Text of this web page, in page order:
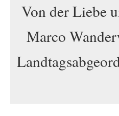
Von der Liebe
Marco